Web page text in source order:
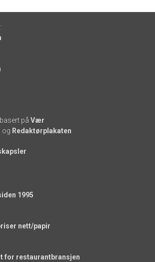
på Vær
og Redaktørplakaten
1995
nett/papir
for restaurantbransjen